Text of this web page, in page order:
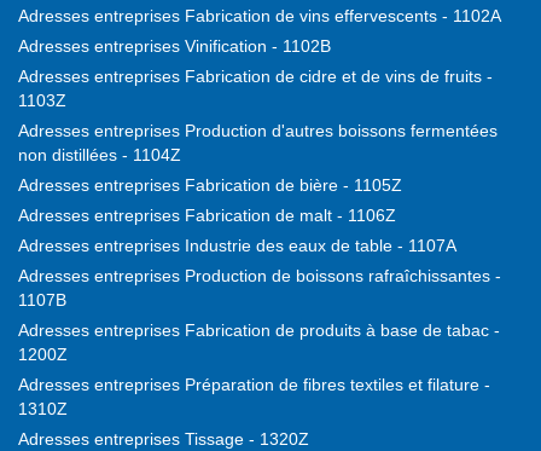
Adresses entreprises Fabrication de vins effervescents - 1102A
Adresses entreprises Vinification - 1102B
Adresses entreprises Fabrication de cidre et de vins de fruits -
1103Z
Adresses entreprises Production d'autres boissons fermentées
non distillées - 1104Z
Adresses entreprises Fabrication de bière - 1105Z
Adresses entreprises Fabrication de malt - 1106Z
Adresses entreprises Industrie des eaux de table - 1107A
Adresses entreprises Production de boissons rafraîchissantes -
1107B
Adresses entreprises Fabrication de produits à base de tabac -
1200Z
Adresses entreprises Préparation de fibres textiles et filature -
1310Z
Adresses entreprises Tissage - 1320Z